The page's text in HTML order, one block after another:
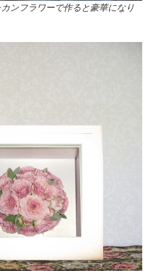
ンフラワーで作ると豪華になり